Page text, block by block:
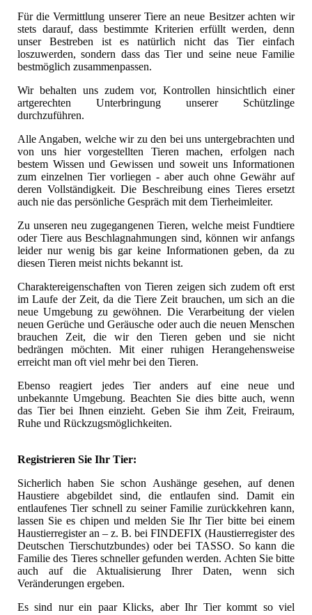
Für die Vermittlung unserer Tiere an neue Besitzer achten wir
stets darauf, dass bestimmte Kriterien erfüllt werden, denn
unser Bestreben ist es natürlich nicht das Tier einfach
loszuwerden, sondern dass das Tier und seine neue Familie
bestmöglich zusammenpassen.
Wir behalten uns zudem vor, Kontrollen hinsichtlich einer
artgerechten Unterbringung unserer Schützlinge
durchzuführen.
Alle Angaben, welche wir zu den bei uns untergebrachten und
von uns hier vorgestellten Tieren machen, erfolgen nach
bestem Wissen und Gewissen und soweit uns Informationen
zum einzelnen Tier vorliegen - aber auch ohne Gewähr auf
deren Vollständigkeit. Die Beschreibung eines Tieres ersetzt
auch nie das persönliche Gespräch mit dem Tierheimleiter.
Zu unseren neu zugegangenen Tieren, welche meist Fundtiere
oder Tiere aus Beschlagnahmungen sind, können wir anfangs
leider nur wenig bis gar keine Informationen geben, da zu
diesen Tieren meist nichts bekannt ist.
Charaktereigenschaften von Tieren zeigen sich zudem oft erst
im Laufe der Zeit, da die Tiere Zeit brauchen, um sich an die
neue Umgebung zu gewöhnen. Die Verarbeitung der vielen
neuen Gerüche und Geräusche oder auch die neuen Menschen
brauchen Zeit, die wir den Tieren geben und sie nicht
bedrängen möchten. Mit einer ruhigen Herangehensweise
erreicht man oft viel mehr bei den Tieren.
Ebenso reagiert jedes Tier anders auf eine neue und
unbekannte Umgebung. Beachten Sie dies bitte auch, wenn
das Tier bei Ihnen einzieht. Geben Sie ihm Zeit, Freiraum,
Ruhe und Rückzugsmöglichkeiten.
Registrieren Sie Ihr Tier:
Sicherlich haben Sie schon Aushänge gesehen, auf denen
Haustiere abgebildet sind, die entlaufen sind. Damit ein
entlaufenes Tier schnell zu seiner Familie zurückkehren kann,
lassen Sie es chipen und melden Sie Ihr Tier bitte bei einem
Haustierregister an – z. B. bei FINDEFIX (Haustierregister des
Deutschen Tierschutzbundes) oder bei TASSO. So kann die
Familie des Tieres schneller gefunden werden. Achten Sie bitte
auch auf die Aktualisierung Ihrer Daten, wenn sich
Veränderungen ergeben.
Es sind nur ein paar Klicks, aber Ihr Tier kommt so viel